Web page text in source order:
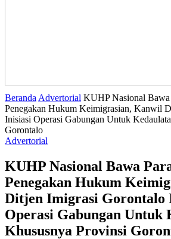
Beranda Advertorial KUHP Nasional Bawa
Penegakan Hukum Keimigrasian, Kanwil
Inisiasi Operasi Gabungan Untuk
Gorontalo
Advertorial
KUHP Nasional Bawa
Penegakan Hukum
Ditjen Imigrasi Gorontalo
Operasi Gabungan Untuk
Khususnya Provinsi